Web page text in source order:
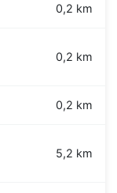
0,2 km
0,2 km
0,2 km
5,2 km